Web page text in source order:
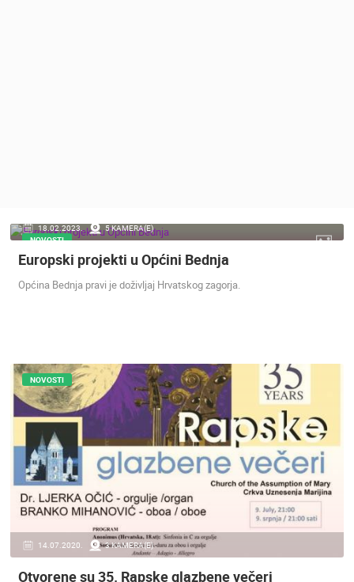
POLICY
BANERI
ENGLISH
18.02.2023.
5 KAMERA(E)
NOVOSTI
Europski projekti u Općini Bednja
Općina Bednja pravi je doživljaj Hrvatskog zagorja.
14.07.2020. 3 KAMERA(E)
NOVOSTI
Otvorene su 35. Rapske glazbene večeri